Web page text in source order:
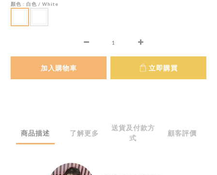
顏色 : 白色 / White
加入購物車 立即購買
商品描述 了解更多
送貨及付款方
式
顧客評價